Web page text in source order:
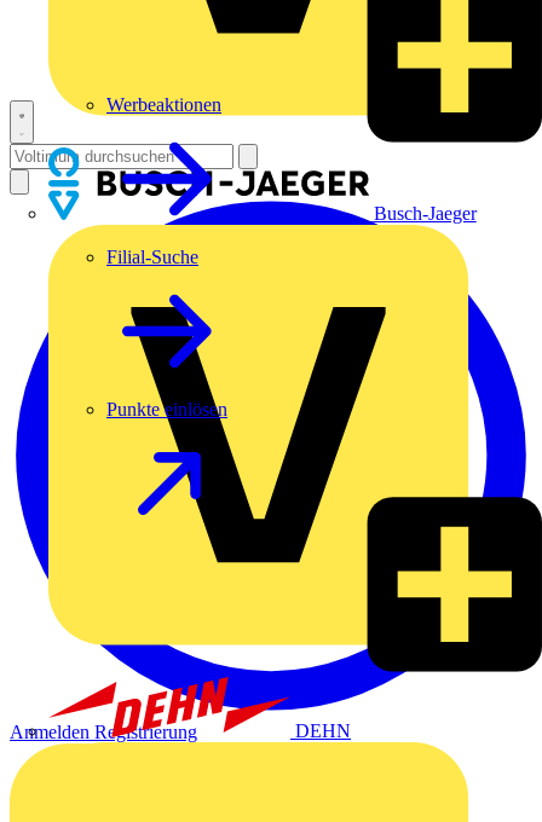
Busch-Jaeger
DEHN
Werbeaktionen
Filial-Suche
Punkte einlösen
Anmelden Registrierung